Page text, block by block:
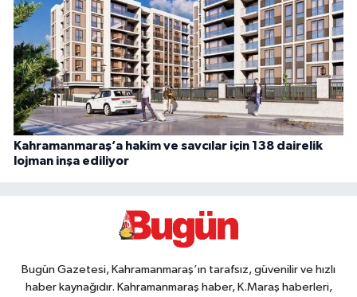
Kahramanmaraş’a hakim ve savcılar için 138 dairelik
lojman inşa ediliyor
Bugün Gazetesi, Kahramanmaraş’ın tarafsız, güvenilir ve hızlı
haber kaynağıdır. Kahramanmaraş haber, K.Maraş haberleri,